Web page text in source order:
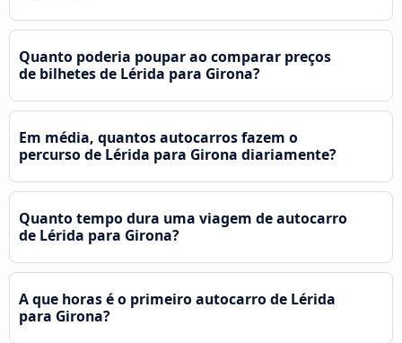
Quanto poderia poupar ao comparar preços
de bilhetes de Lérida para Girona?
Em média, quantos autocarros fazem o
percurso de Lérida para Girona diariamente?
Quanto tempo dura uma viagem de autocarro
de Lérida para Girona?
A que horas é o primeiro autocarro de Lérida
para Girona?